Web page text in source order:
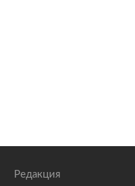
Редакция